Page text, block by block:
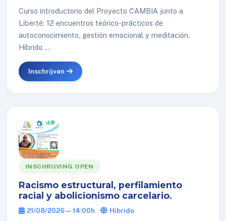
Curso introductorio del Proyecto CAMBIA junto a
Liberté: 12 encuentros teórico-prácticos de
autoconocimiento, gestión emocional y meditación.
Híbrido ...
Inschrijven
INSCHRIJVING OPEN
Racismo estructural, perfilamiento
racial y abolicionismo carcelario.
21/08/2026 — 14:00h Hibrido